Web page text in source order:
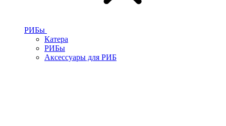
РИБы
Катера
РИБы
Аксессуары для РИБ